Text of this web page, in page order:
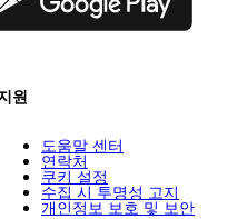
원
도움말 센터
연락처
쿠키 설정
수집 시 투명성 고지
개인정보 보호 및 보안